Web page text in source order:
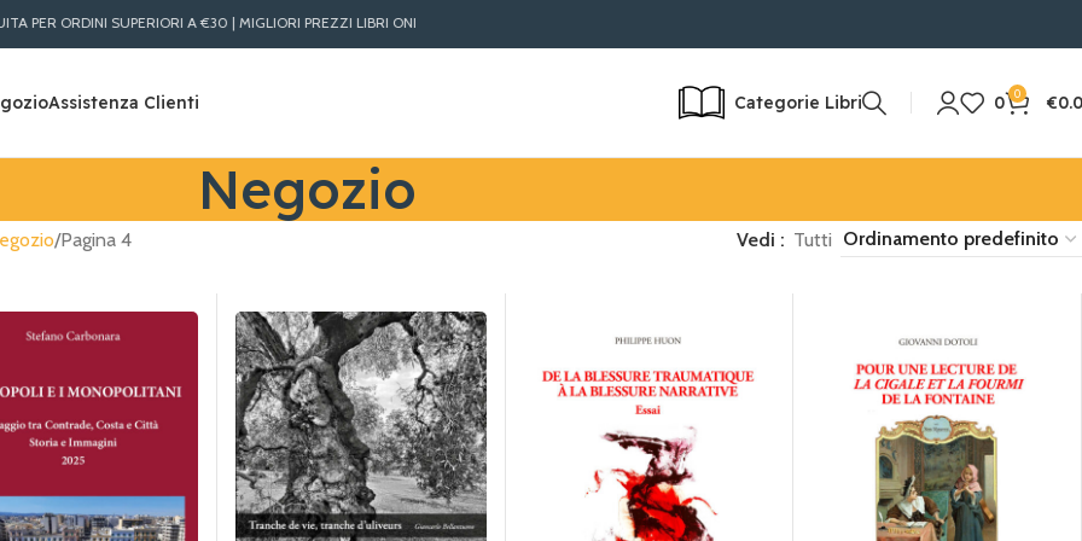
SUPERIORI A €30 | MIGLIORI PREZZI LIBRI ONLINE | SPEDIZIONE RAPIDA IN 24/72H | RESO POSSIBILE
Assistenza Clienti Categorie Libri 0 0 €
Negozio
Pagina 4 Vedi Tutti